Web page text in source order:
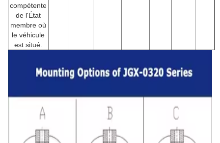
compétente
de l'État
membre où
le véhicule
est situé.